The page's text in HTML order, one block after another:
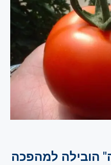
הובילה למהפכה